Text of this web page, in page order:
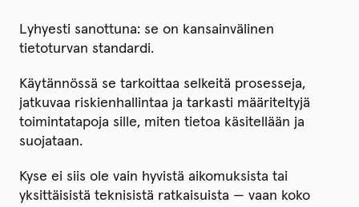
Lyhyesti sanottuna: se on kansainvälinen
tietoturvan standardi.
Käytännössä se tarkoittaa selkeitä prosesseja,
jatkuvaa riskienhallintaa ja tarkasti määriteltyjä
toimintatapoja sille, miten tietoa käsitellään ja
suojataan.
Kyse ei siis ole vain hyvistä aikomuksista tai
yksittäisistä teknisistä ratkaisuista — vaan koko